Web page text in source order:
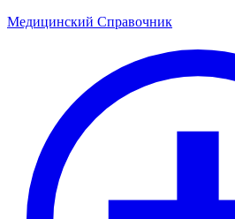
Медицинский Справочник